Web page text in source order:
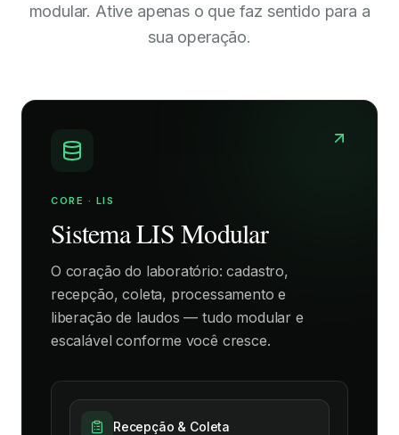
modular. Ative apenas o que faz sentido para a
sua operação.
CORE · LIS
Sistema LIS Modular
O coração do laboratório: cadastro,
recepção, coleta, processamento e
liberação de laudos — tudo modular e
escalável conforme você cresce.
Recepção & Coleta